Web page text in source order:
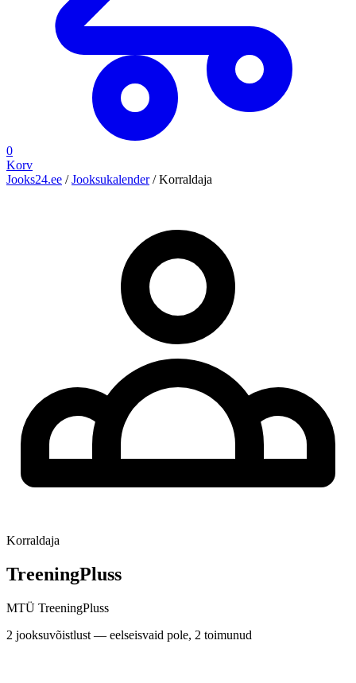
0
Korv
Jooks24.ee / Jooksukalender / Korraldaja
Korraldaja
TreeningPluss
MTÜ TreeningPluss
2 jooksuvõistlust — eelseisvaid pole, 2 toimunud